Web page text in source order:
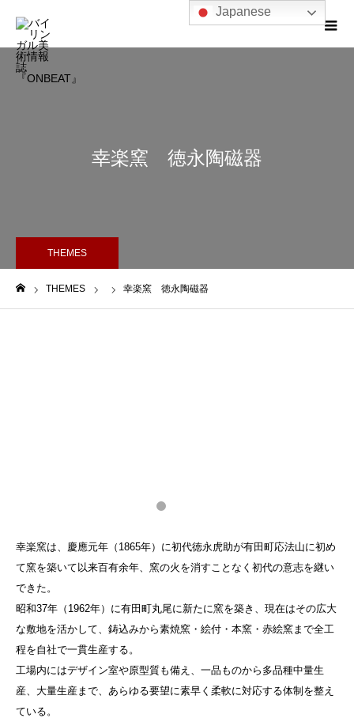
幸楽窯 徳永陶磁器
THEMES
THEMES 幸楽窯 徳永陶磁器
幸楽窯は、慶應元年（1865年）に初代徳永虎助が有田町応法山に初め
て窯を築いて以来百有余年、窯の火を消すことなく初代の意志を継い
できた。
昭和37年（1962年）に有田町丸尾に新たに窯を築き、現在はその広大
な敷地を活かして、鋳込みから素焼窯・絵付・本窯・赤絵窯まで全工
程を自社で一貫生産する。
工場内にはデザイン室や原型質も備え、一品ものから多品種中量生
産、大量生産まで、あらゆる要望に素早く柔軟に対応する体制を整え
ている。
Japanese